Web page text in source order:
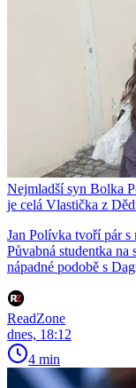
Nejmladší syn Bolka
je celá Vlastička z
Jan Polívka tvoří pár
Půvabná studentka
nápadné podobě s
ReadZone
dnes, 18:12
4 min